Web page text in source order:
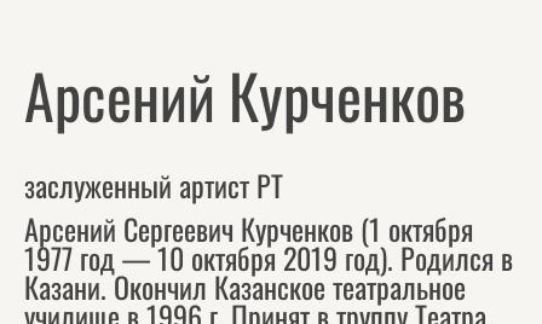
Арсений Курченков
заслуженный артист РТ
Арсений Сергеевич Курченков (1 октября
1977 год — 10 октября 2019 год). Родился в
Казани. Окончил Казанское театральное